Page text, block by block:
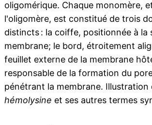
oligomérique. Chaque monomère,
l'oligomère, est constitué de trois
distincts : la coiffe, positionnée à la
membrane; le bord, étroitement
feuillet externe de la membrane
responsable de la formation du
pénétrant la membrane. Illustration
hémolysine et ses autres termes